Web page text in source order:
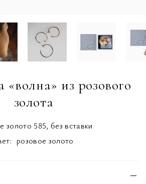
«волна» из розового
золота
золото 585, без вставки
розовое золото